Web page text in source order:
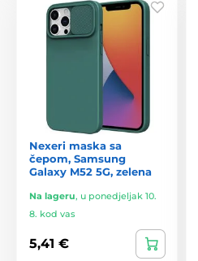
Nexeri maska sa
čepom, Samsung
Galaxy M52 5G, zelena
Na lageru, u ponedjeljak 10.
8. kod vas
5,41 €